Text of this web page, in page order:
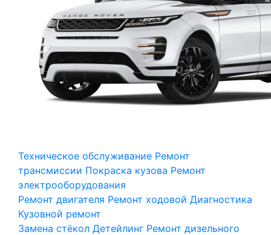
Техническое обслуживание Ремонт
трансмиссии Покраска кузова Ремонт
электрооборудования
Ремонт двигателя Ремонт ходовой Диагностика
Кузовной ремонт
Замена стёкол Детейлинг Ремонт дизельного